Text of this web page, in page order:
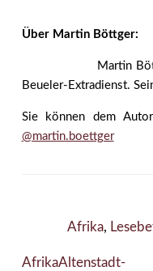
Über Martin Böttger:
Martin
Beueler-Extradienst.
Sie können dem
@martin.boettger
Afrika,
AfrikaAltenstadt-